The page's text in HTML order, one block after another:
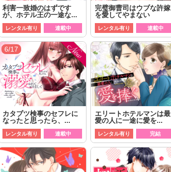
利害一致婚のはずです
が、ホテル王の一途な...
レンタル有り 連載中
完璧御曹司はウブな許嫁
を愛してやまない
レンタル有り 連載中
6/17
カタブツ検事のセフレに
なったと思ったら、...
レンタル有り 連載中
エリートホテルマンは最
愛の人に一途に愛を...
レンタル有り 完結